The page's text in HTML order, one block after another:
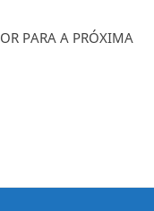
PARA A PRÓXIMA